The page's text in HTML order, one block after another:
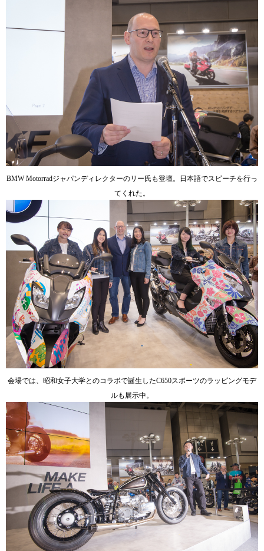
BMW Motorradジャパンディレクターのリー氏も登壇。日本語でスピーチを行っ
てくれた。
会場では、昭和女子大学とのコラボで誕生したC650スポーツのラッピングモデ
ルも展示中。